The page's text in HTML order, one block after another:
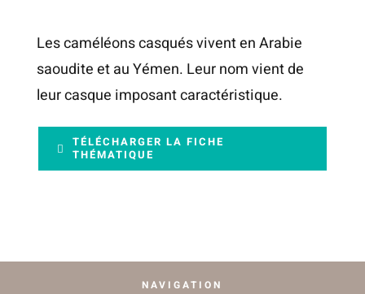
RENDEZ-VOUS
CONTACT
Les caméléons casqués vivent en Arabie
saoudite et au Yémen. Leur nom vient de
leur casque imposant caractéristique.
TÉLÉCHARGER LA FICHE
THÉMATIQUE
NAVIGATION